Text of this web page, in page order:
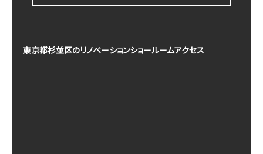
東京都杉並区のリノベーションショールームアクセス